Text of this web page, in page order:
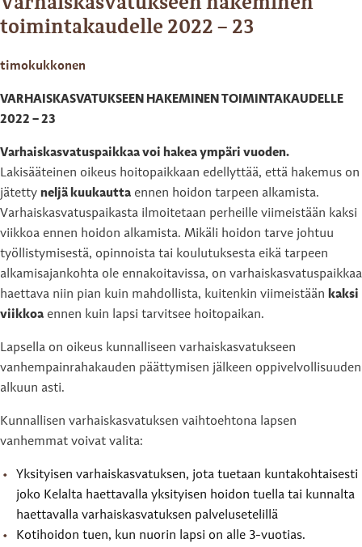
toimintakaudelle 2022 – 23
timokukkonen
VARHAISKASVATUKSEEN HAKEMINEN TOIMINTAKAUDELLE
2022 – 23
Varhaiskasvatuspaikkaa voi hakea ympäri vuoden.
Lakisääteinen oikeus hoitopaikkaan edellyttää, että hakemus on
jätetty neljä kuukautta ennen hoidon tarpeen alkamista.
Varhaiskasvatuspaikasta ilmoitetaan perheille viimeistään kaksi
viikkoa ennen hoidon alkamista. Mikäli hoidon tarve johtuu
työllistymisestä, opinnoista tai koulutuksesta eikä tarpeen
alkamisajankohta ole ennakoitavissa, on varhaiskasvatuspaikkaa
haettava niin pian kuin mahdollista, kuitenkin viimeistään kaksi
viikkoa ennen kuin lapsi tarvitsee hoitopaikan.
Lapsella on oikeus kunnalliseen varhaiskasvatukseen
vanhempainrahakauden päättymisen jälkeen oppivelvollisuuden
alkuun asti.
Kunnallisen varhaiskasvatuksen vaihtoehtona lapsen
vanhemmat voivat valita:
Yksityisen varhaiskasvatuksen, jota tuetaan kuntakohtaisesti
joko Kelalta haettavalla yksityisen hoidon tuella tai kunnalta
haettavalla varhaiskasvatuksen palvelusetelillä
Kotihoidon tuen, kun nuorin lapsi on alle 3-vuotias.